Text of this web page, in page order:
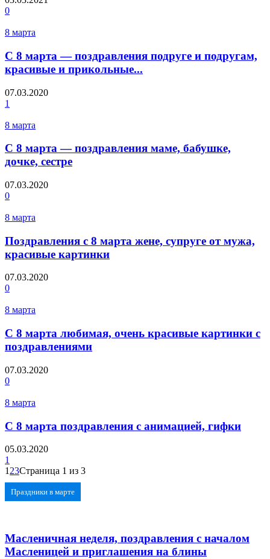
0
8 марта
С 8 марта — поздравления подруге и подругам,
красивые и прикольные...
07.03.2020
1
8 марта
С 8 марта — поздравления маме, бабушке,
дочке, сестре
07.03.2020
0
8 марта
Поздравления с 8 марта жене, супруге от мужа,
красивые картинки
07.03.2020
0
8 марта
С 8 марта любимая, очень красивые картинки с
поздравлениями
07.03.2020
0
8 марта
С 8 марта поздравления с анимацией, гифки
05.03.2020
1
1 23Страница 1 из 3
Праздники в марте
Масленичная неделя, поздравления с началом
Масленицей и приглашения на блины